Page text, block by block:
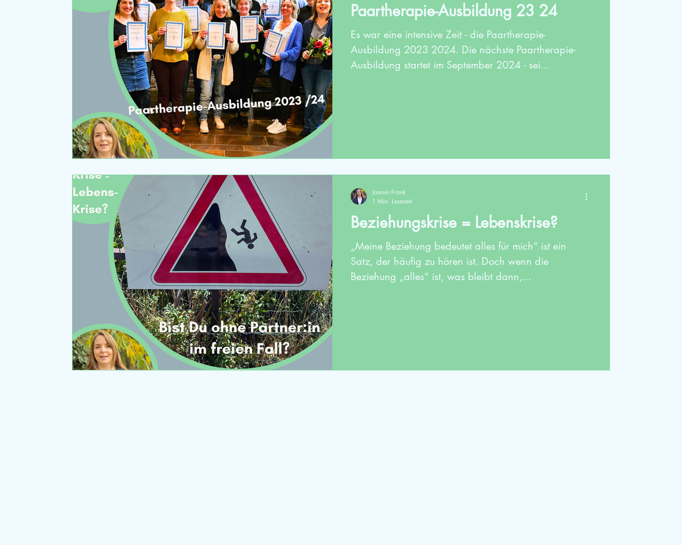
Paartherapie-Ausbildung 23 24
Es war eine intensive Zeit - die Paartherapie-
Ausbildung 2023 2024. Die nächste Paartherapie-
Ausbildung startet im September 2024 - sei...
Beziehungskrise = Lebenskrise?
„Meine Beziehung bedeutet alles für mich“ ist ein
Satz, der häufig zu hören ist. Doch wenn die
Beziehung „alles“ ist, was bleibt dann,...
Jasmin Frank
1 Min. Lesezeit